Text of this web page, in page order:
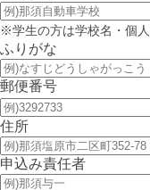
※学生の方は学校名・個
ふりがな
郵便番号
住所
申込み責任者